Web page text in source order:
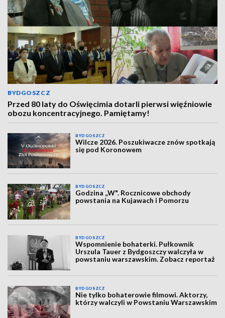
BYDGOSZCZ
Przed 80 laty do Oświęcimia dotarli pierwsi więźniowie
obozu koncentracyjnego. Pamiętamy!
BYDGOSZCZ
Wilcze 2026. Poszukiwacze znów spotkają
się pod Koronowem
BYDGOSZCZ
Godzina „W". Rocznicowe obchody
powstania na Kujawach i Pomorzu
BYDGOSZCZ
Wspomnienie bohaterki. Pułkownik
Urszula Tauer z Bydgoszczy walczyła w
powstaniu warszawskim. Zobacz reportaż
BYDGOSZCZ
Nie tylko bohaterowie filmowi. Aktorzy,
którzy walczyli w Powstaniu Warszawskim